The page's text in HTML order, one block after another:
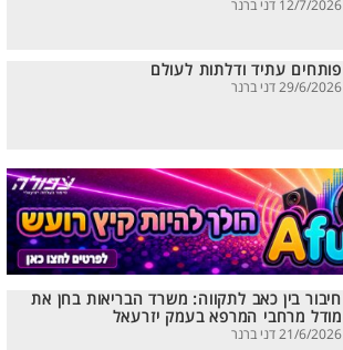
12/7/2026 דני ברנר
פותחים עתיד ודלתות לעולם
29/6/2026 דני ברנר
חיבור בין כאב לתקווה: משרד הבריאות בחן את
מודל מרחבי המרפא בעמק יזרעאל
21/6/2026 דני ברנר